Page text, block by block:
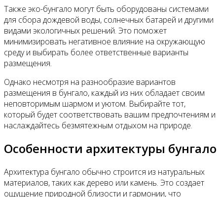
Также эко-бунгало могут быть оборудованы системами
для сбора дождевой воды, солнечных батарей и другими
видами экологичных решений. Это поможет
минимизировать негативное влияние на окружающую
среду и выбирать более ответственные варианты
размещения.
Однако несмотря на разнообразие вариантов
размещения в бунгало, каждый из них обладает своим
неповторимым шармом и уютом. Выбирайте тот,
который будет соответствовать вашим предпочтениям и
наслаждайтесь безмятежным отдыхом на природе.
Особенности архитектуры бунгало
Архитектура бунгало обычно строится из натуральных
материалов, таких как дерево или камень. Это создает
ощущение природной близости и гармонии, что